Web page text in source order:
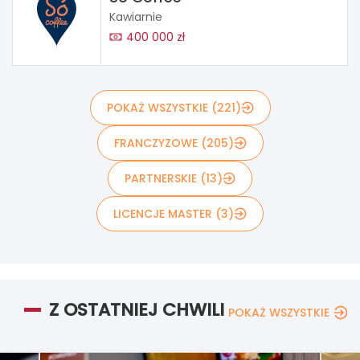
Kawiarnie
400 000 zł
POKAŻ WSZYSTKIE (221)
FRANCZYZOWE (205)
PARTNERSKIE (13)
LICENCJE MASTER (3)
Z OSTATNIEJ CHWILI POKAŻ WSZYSTKIE